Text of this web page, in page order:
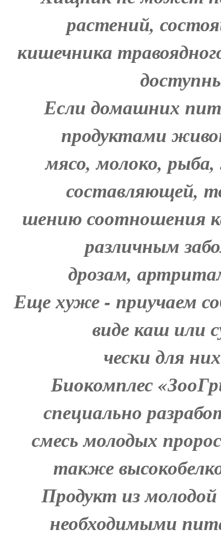
растений,
кишечника
Если домашних
продуктами
мясо, молоко,
составляющей,
шению соотношения
различным
дрозам,
Еще хуже - приучаем
виде каш или
чески для
Биокомплес
специально
смесь молодых
также
Продукт из
необходимыми